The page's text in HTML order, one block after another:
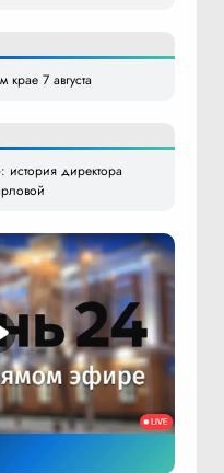
7 августа
директора